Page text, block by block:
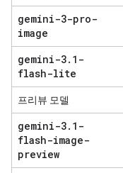
gemini-3-pro-
image
gemini-3. 1-
flash-lite
프리뷰 모델
gemini-3. 1-
flash-image-
preview